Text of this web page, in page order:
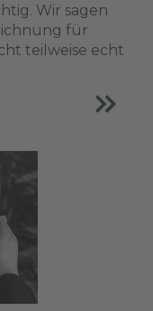
Wir sagen
für
teilweise echt